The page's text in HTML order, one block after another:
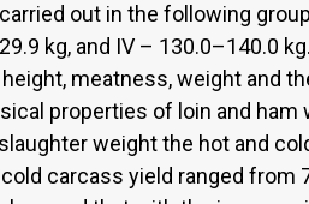
out in the following
kg, and IV – 130.0–140.0
meatness, weight and
properties of loin and ham
weight the hot and
carcass yield ranged from